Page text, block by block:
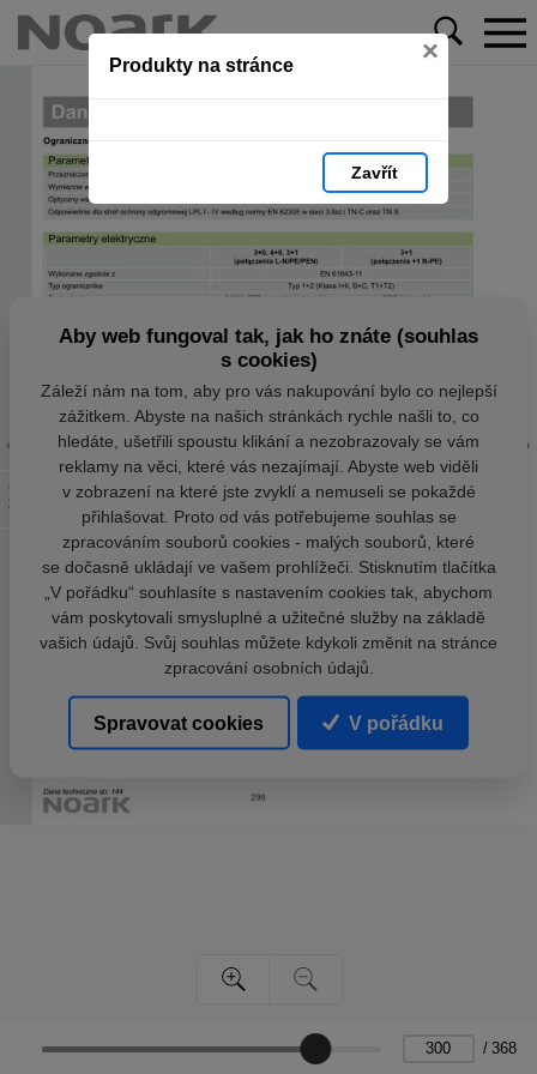
Produkty na stránce ×
Zavřít
/ 368
Aby web fungoval tak, jak ho znáte (souhlas
s cookies)
Záleží nám na tom, aby pro vás nakupování bylo co nejlepší
zážitkem. Abyste na našich stránkách rychle našli to, co
hledáte, ušetřili spoustu klikání a nezobrazovaly se vám
reklamy na věci, které vás nezajímají. Abyste web viděli
v zobrazení na které jste zvyklí a nemuseli se pokaždé
přihlašovat. Proto od vás potřebujeme souhlas se
zpracováním souborů cookies - malých souborů, které
se dočasně ukládají ve vašem prohlížeči. Stisknutím tlačítka
„V pořádku“ souhlasíte s nastavením cookies tak, abychom
vám poskytovali smysluplné a užitečné služby na základě
vašich údajů. Svůj souhlas můžete kdykoli změnit na stránce
zpracování osobních údajů.
Spravovat cookies V pořádku